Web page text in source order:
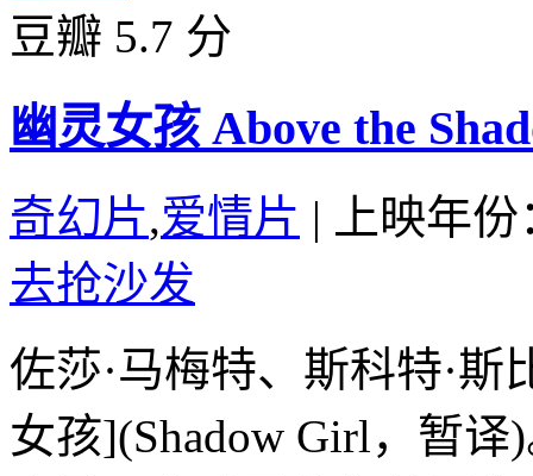
豆瓣 5.7 分
幽灵女孩 Above the
奇幻片,爱情片 |
上映年
去抢沙发
佐莎·马梅特、斯科特·
女孩](Shadow Girl，暂